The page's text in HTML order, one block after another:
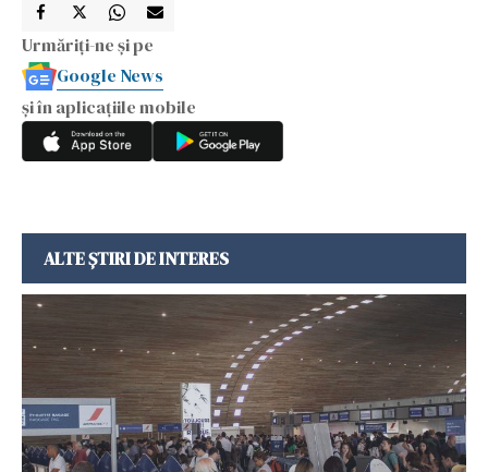
Urmăriți-ne și pe
Google News
și în aplicațiile mobile
ALTE ȘTIRI DE INTERES